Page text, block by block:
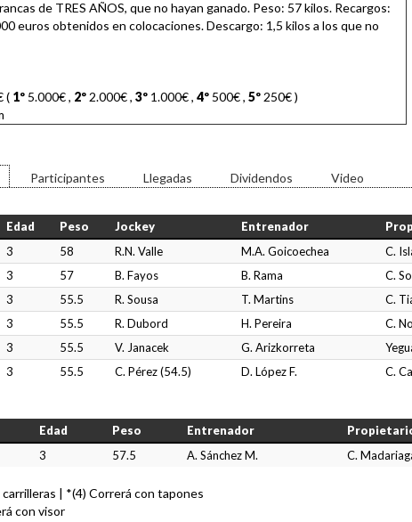
de TRES AÑOS, que no hayan ganado. Peso: 57 kilos. Recargos:
euros obtenidos en colocaciones. Descargo: 1,5 kilos a los que no
( 1º5.000€, 2º2.000€, 3º1.000€, 4º500€, 5º250€)
Participantes Llegadas Dividendos
Video
Edad Peso Jockey Entrenador
3 58 R.N. Valle M.A. Goicoechea
C.
3 57 B. Fayos B. Rama
C.
3 55.5 R. Sousa T. Martins
C.
3 55.5 R. Dubord H. Pereira
C.
3 55.5 V. Janacek G. Arizkorreta
3 55.5 C. Pérez (54.5) D. López F. C.
Edad Peso Entrenador
3 57.5 A. Sánchez M. C.
| *(4) Correrá con tapones
con visor